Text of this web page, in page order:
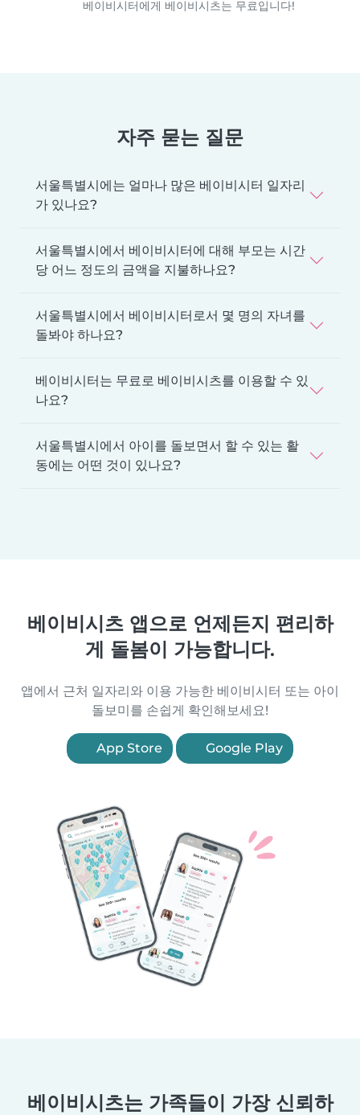
베이비시터에게 베이비시츠는 무료입니다!
자주 묻는 질문
서울특별시에는 얼마나 많은 베이비시터 일자리
가 있나요?
서울특별시에서 베이비시터에 대해 부모는 시간
당 어느 정도의 금액을 지불하나요?
서울특별시에서 베이비시터로서 몇 명의 자녀를
돌봐야 하나요?
베이비시터는 무료로 베이비시츠를 이용할 수 있
나요?
서울특별시에서 아이를 돌보면서 할 수 있는 활
동에는 어떤 것이 있나요?
베이비시츠 앱으로 언제든지 편리하
게 돌봄이 가능합니다.
앱에서 근처 일자리와 이용 가능한 베이비시터 또는 아이
돌보미를 손쉽게 확인해보세요!
App Store Google Play
베이비시츠는 가족들이 가장 신뢰하